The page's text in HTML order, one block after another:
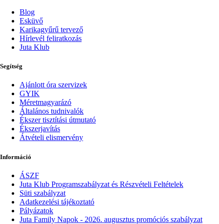
Blog
Esküvő
Karikagyűrű tervező
Hírlevél feliratkozás
Juta Klub
Segítség
Ajánlott óra szervizek
GYIK
Méretmagyarázó
Általános tudnivalók
Ékszer tisztítási útmutató
Ékszerjavítás
Átvételi elismervény
Információ
ÁSZF
Juta Klub Programszabályzat és Részvételi Feltételek
Süti szabályzat
Adatkezelési tájékoztató
Pályázatok
Juta Family Napok - 2026. augusztus promóciós szabályzat